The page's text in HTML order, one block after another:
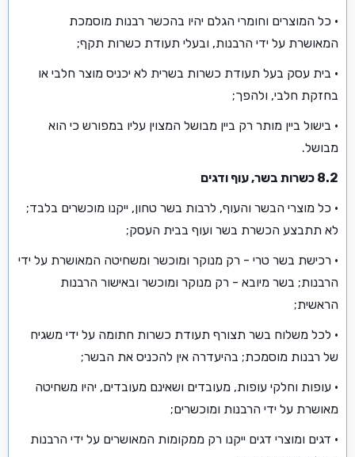
• כל המוצרים וחומרי הגלם יהיו בהכשר רבנות מוסמכת
המאושרת על ידי הרבנות, ובעלי תעודת כשרות תקף;
• בית עסק בעל תעודת כשרות בשרית לא יכניס מוצר חלבי או
בחזקת חלבי, ולהפך;
• בישול ביין מותר רק ביין מבושל המצוין עליו במפורש כי הוא
מבושל.
8.2 כשרות בשר, עוף ודגים
• כל מוצרי הבשר והעוף, לרבות בשר טחון, ייקנו מוכשרים בלבד;
לא תתבצע הכשרת בשר ועוף בבית העסק;
• רכישת בשר טרי - רק מנוקר ומוכשר ומשחיטה המאושרת על ידי
הרבנות; בשר מיובא - רק מנוקר ומוכשר ובאישור הרבנות
הראשית;
• לכל משלוח בשר תצורף תעודת כשרות חתומה על ידי משגיח
של רבנות מוסמכת; בהיעדרה אין להכניס את הבשר;
• עופות וחלקי עופות, מעובדים ושאינם מעובדים, יהיו משחיטה
מאושרת על ידי הרבנות ומוכשרים;
• דגים ומוצרי דגים ייקנו רק ממקומות המאושרים על ידי הרבנות